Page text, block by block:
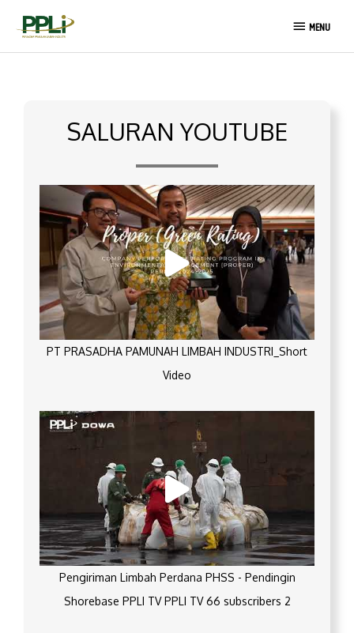
MENU
MENU
SALURAN YOUTUBE
PT PRASADHA PAMUNAH LIMBAH INDUSTRI_Short
Video
Pengiriman Limbah Perdana PHSS - Pendingin
Shorebase PPLI TV PPLI TV 66 subscribers 2